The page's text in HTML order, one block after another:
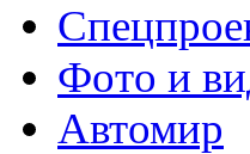
Фото и
Автомир